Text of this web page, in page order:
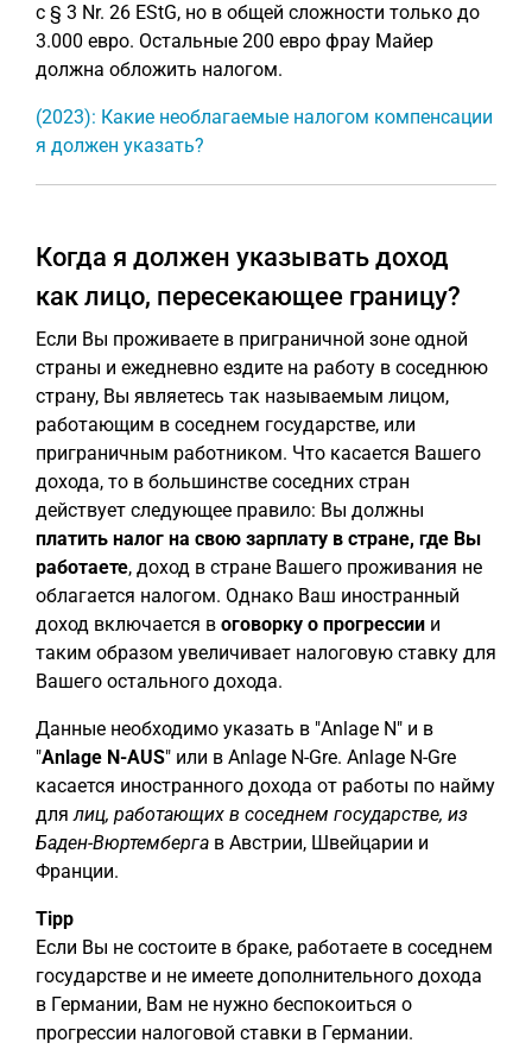
с § 3 Nr. 26 EStG, но в общей сложности только до
3.000 евро. Остальные 200 евро фрау Майер
должна обложить налогом.
(2023): Какие необлагаемые налогом компенсации
я должен указать?
Когда я должен указывать доход
как лицо, пересекающее границу?
Если Вы проживаете в приграничной зоне одной
страны и ежедневно ездите на работу в соседнюю
страну, Вы являетесь так называемым лицом,
работающим в соседнем государстве, или
приграничным работником. Что касается Вашего
дохода, то в большинстве соседних стран
действует следующее правило: Вы должны
платить налог на свою зарплату в стране, где Вы
работаете, доход в стране Вашего проживания не
облагается налогом. Однако Ваш иностранный
доход включается в оговорку о прогрессии и
таким образом увеличивает налоговую ставку для
Вашего остального дохода.
Данные необходимо указать в "Anlage N" и в
"Anlage N-AUS" или в Anlage N-Gre. Anlage N-Gre
касается иностранного дохода от работы по найму
длялиц, работающих в соседнем государстве, из
Баден-Вюртемберга в Австрии, Швейцарии и
Франции.
Tipp
Если Вы не состоите в браке, работаете в соседнем
государстве и не имеете дополнительного дохода
в Германии, Вам не нужно беспокоиться о
прогрессии налоговой ставки в Германии.